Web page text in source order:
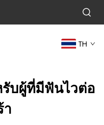
TH
บผู้ที่มีฟันไวต่อ
า